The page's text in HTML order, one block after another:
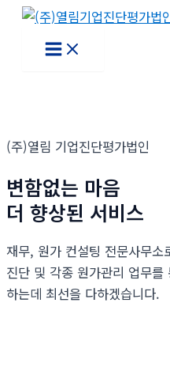
뛰
Main
Menu
(주)열림 기업진단평가법인
변함없는 마음
더 향상된 서비스
재무, 원가 컨설팅 전문사무
진단 및 각종 원가관리 업무
하는데 최선을 다하겠습니다.